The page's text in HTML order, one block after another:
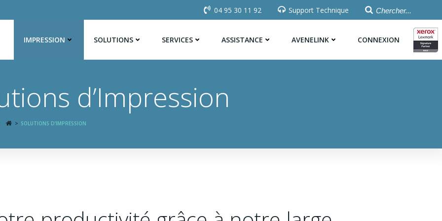
04 95 30 11 92 Support Technique
IMPRESSION SOLUTIONS SERVICES ASSISTANCE AVENELINK CONNEXION
d’Impression
SOLUTIONS D’IMPRESSION